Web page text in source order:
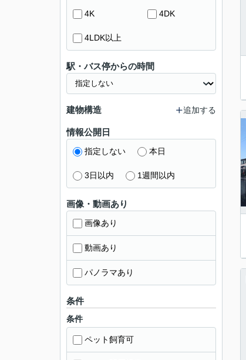
4K 4DK
4LDK以上
駅・バス停からの時間
建物構造 追加する
情報公開日
指定しない 本日
3日以内 1週間以内
画像・動画あり
画像あり
動画あり
パノラマあり
条件
条件
ペット飼育可